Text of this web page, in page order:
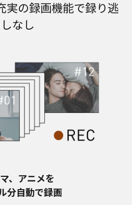
実の録画機能で録り逃
しなし
、アニメを
分自動で録画